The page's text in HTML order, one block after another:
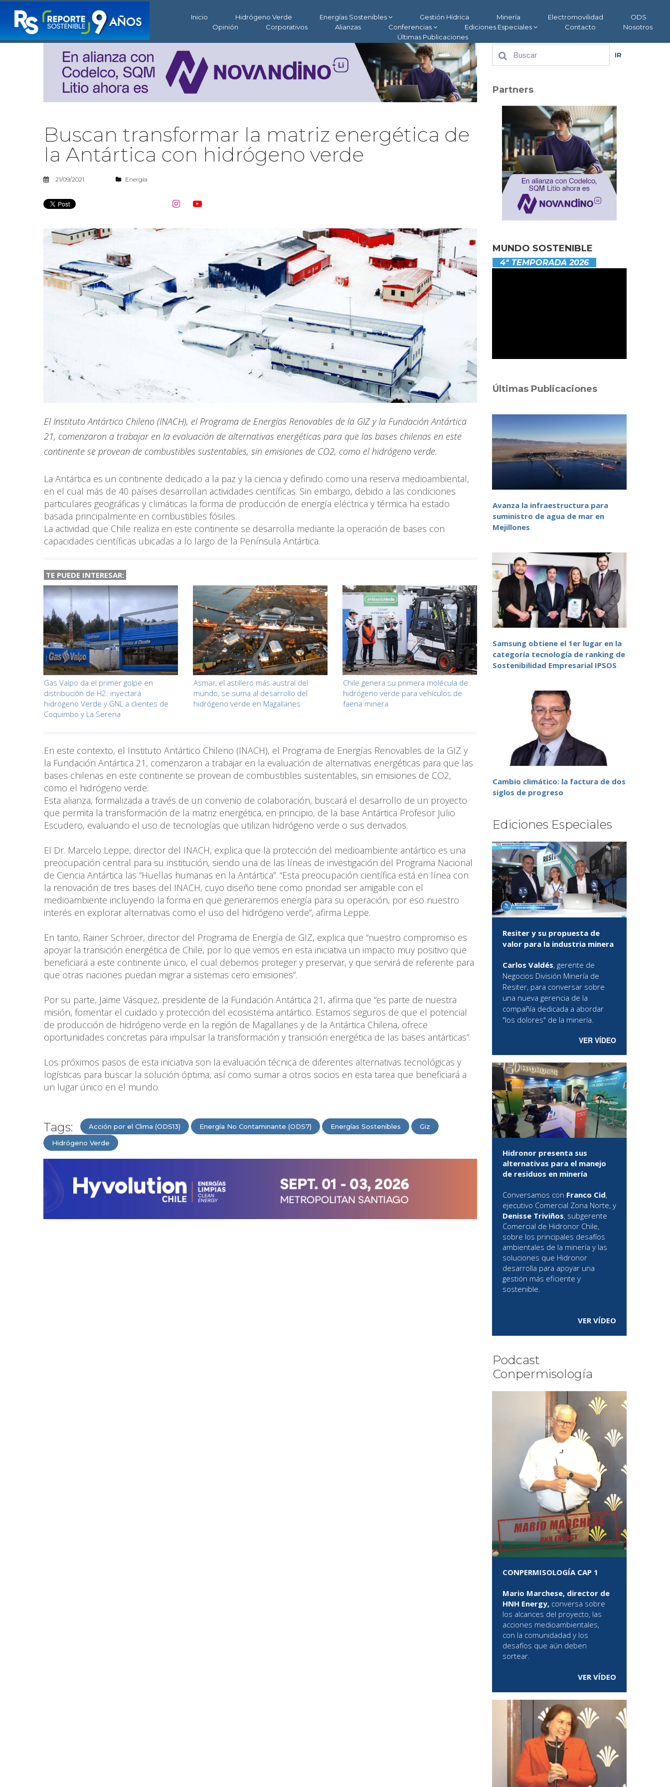
Inicio Hidrógeno Verde Energías Sostenibles Gestión Hídrica Minería Electromovilidad
ODS
Opinión
Corporativos Alianzas Conferencias Ediciones Especiales Contacto
Nosotros
Últimas Publicaciones
Buscan transformar la matriz energética de
la Antártica con hidrógeno verde
21/09/2021 Energía
 
El Instituto Antártico Chileno (INACH), el Programa de Energías Renovables de la GIZ y la Fundación Antártica
21, comenzaron a trabajar en la evaluación de alternativas energéticas para que las bases chilenas en este
continente se provean de combustibles sustentables, sin emisiones de CO2, como el hidrógeno verde.
La Antártica es un continente dedicado a la paz y la ciencia y definido como una reserva medioambiental,
en el cual más de 40 países desarrollan actividades científicas. Sin embargo, debido a las condiciones
particulares geográficas y climáticas la forma de producción de energía eléctrica y térmica ha estado
basada principalmente en combustibles fósiles.
La actividad que Chile realiza en este continente se desarrolla mediante la operación de bases con
capacidades científicas ubicadas a lo largo de la Península Antártica.
TE PUEDE INTERESAR:
Gas Valpo da el primer golpe en
distribución de H2: inyectará
hidrógeno Verde y GNL a clientes de
Coquimbo y La Serena
Asmar, el astillero más austral del
mundo, se suma al desarrollo del
hidrógeno verde en Magallanes
Chile genera su primera molécula de
hidrógeno verde para vehículos de
faena minera
En este contexto, el Instituto Antártico Chileno (INACH), el Programa de Energías Renovables de la GIZ y
la Fundación Antártica 21, comenzaron a trabajar en la evaluación de alternativas energéticas para que las
bases chilenas en este continente se provean de combustibles sustentables, sin emisiones de CO2,
como el hidrógeno verde.
Esta alianza, formalizada a través de un convenio de colaboración, buscará el desarrollo de un proyecto
que permita la transformación de la matriz energética, en principio, de la base Antártica Profesor Julio
Escudero, evaluando el uso de tecnologías que utilizan hidrógeno verde o sus derivados.
El Dr. Marcelo Leppe, director del INACH, explica que la protección del medioambiente antártico es una
preocupación central para su institución, siendo una de las líneas de investigación del Programa Nacional
de Ciencia Antártica las “Huellas humanas en la Antártica”. “Esta preocupación científica está en línea con
la renovación de tres bases del INACH, cuyo diseño tiene como prioridad ser amigable con el
medioambiente incluyendo la forma en que generaremos energía para su operación, por eso nuestro
interés en explorar alternativas como el uso del hidrógeno verde”, afirma Leppe.
En tanto, Rainer Schröer, director del Programa de Energía de GIZ, explica que “nuestro compromiso es
apoyar la transición energética de Chile, por lo que vemos en esta iniciativa un impacto muy positivo que
beneficiará a este continente único, el cual debemos proteger y preservar, y que servirá de referente para
que otras naciones puedan migrar a sistemas cero emisiones”.
Por su parte, Jaime Vásquez, presidente de la Fundación Antártica 21, afirma que “es parte de nuestra
misión, fomentar el cuidado y protección del ecosistema antártico. Estamos seguros de que el potencial
de producción de hidrógeno verde en la región de Magallanes y de la Antártica Chilena, ofrece
oportunidades concretas para impulsar la transformación y transición energética de las bases antárticas”.
Los próximos pasos de esta iniciativa son la evaluación técnica de diferentes alternativas tecnológicas y
logísticas para buscar la solución óptima, así como sumar a otros socios en esta tarea que beneficiará a
un lugar único en el mundo.
Tags: Acción por el Clima (ODS13) Energía No Contaminante (ODS7) Energías Sostenibles Giz
Hidrógeno Verde
IR
Partners
MUNDO SOSTENIBLE
4ª TEMPORADA 2026
Últimas Publicaciones
Avanza la infraestructura para
suministro de agua de mar en
Mejillones
Samsung obtiene el 1er lugar en la
categoría tecnología de ranking de
Sostenibilidad Empresarial IPSOS
Cambio climático: la factura de dos
siglos de progreso
Ediciones Especiales
Resiter y su propuesta de
valor para la industria minera
Carlos Valdés, gerente de
Negocios División Minería de
Resiter, para conversar sobre
una nueva gerencia de la
compañía dedicada a abordar
"los dolores" de la minería.
VER VÍDEO
Hidronor presenta sus
alternativas para el manejo
de residuos en minería
Conversamos con Franco Cid,
ejecutivo Comercial Zona Norte, y
Denisse Triviños, subgerente
Comercial de Hidronor Chile,
sobre los principales desafíos
ambientales de la minería y las
soluciones que Hidronor
desarrolla para apoyar una
gestión más eficiente y
sostenible.
VER VÍDEO
Podcast
Conpermisología
CONPERMISOLOGÍA CAP 1
Mario Marchese, director de
HNH Energy, conversa sobre
los alcances del proyecto, las
acciones medioambientales,
con la comunidadad y los
desafíos que aún deben
sortear.
VER VÍDEO